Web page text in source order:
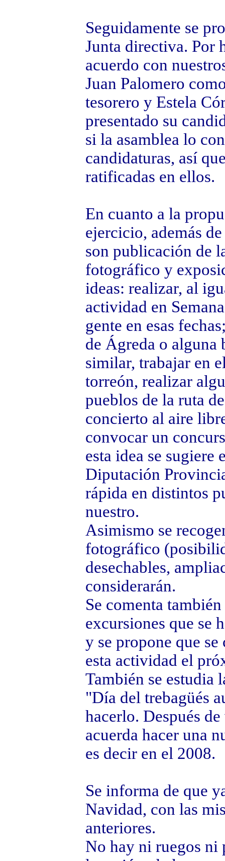
Seguidamente se
Junta directiva. Por
acuerdo con
Juan Palomero
tesorero y Estela
presentado su
si la asamblea lo
candidaturas, así
ratificadas en ellos.
En cuanto a la
ejercicio, además
son publicación de
fotográfico y
ideas: realizar, al
actividad en
gente en esas
de Ágreda o alguna
similar, trabajar en
torreón, realizar
pueblos de la ruta
concierto al aire
convocar un
esta idea se
Diputación
rápida en distintos
nuestro.
Asimismo se
fotográfico
desechables,
considerarán.
Se comenta
excursiones que se
y se propone que
esta actividad el
También se estudia
"Día del trebagüés
hacerlo. Después
acuerda hacer una
es decir en el 2008.
Se informa de que
Navidad, con las
anteriores.
No hay ni ruegos ni